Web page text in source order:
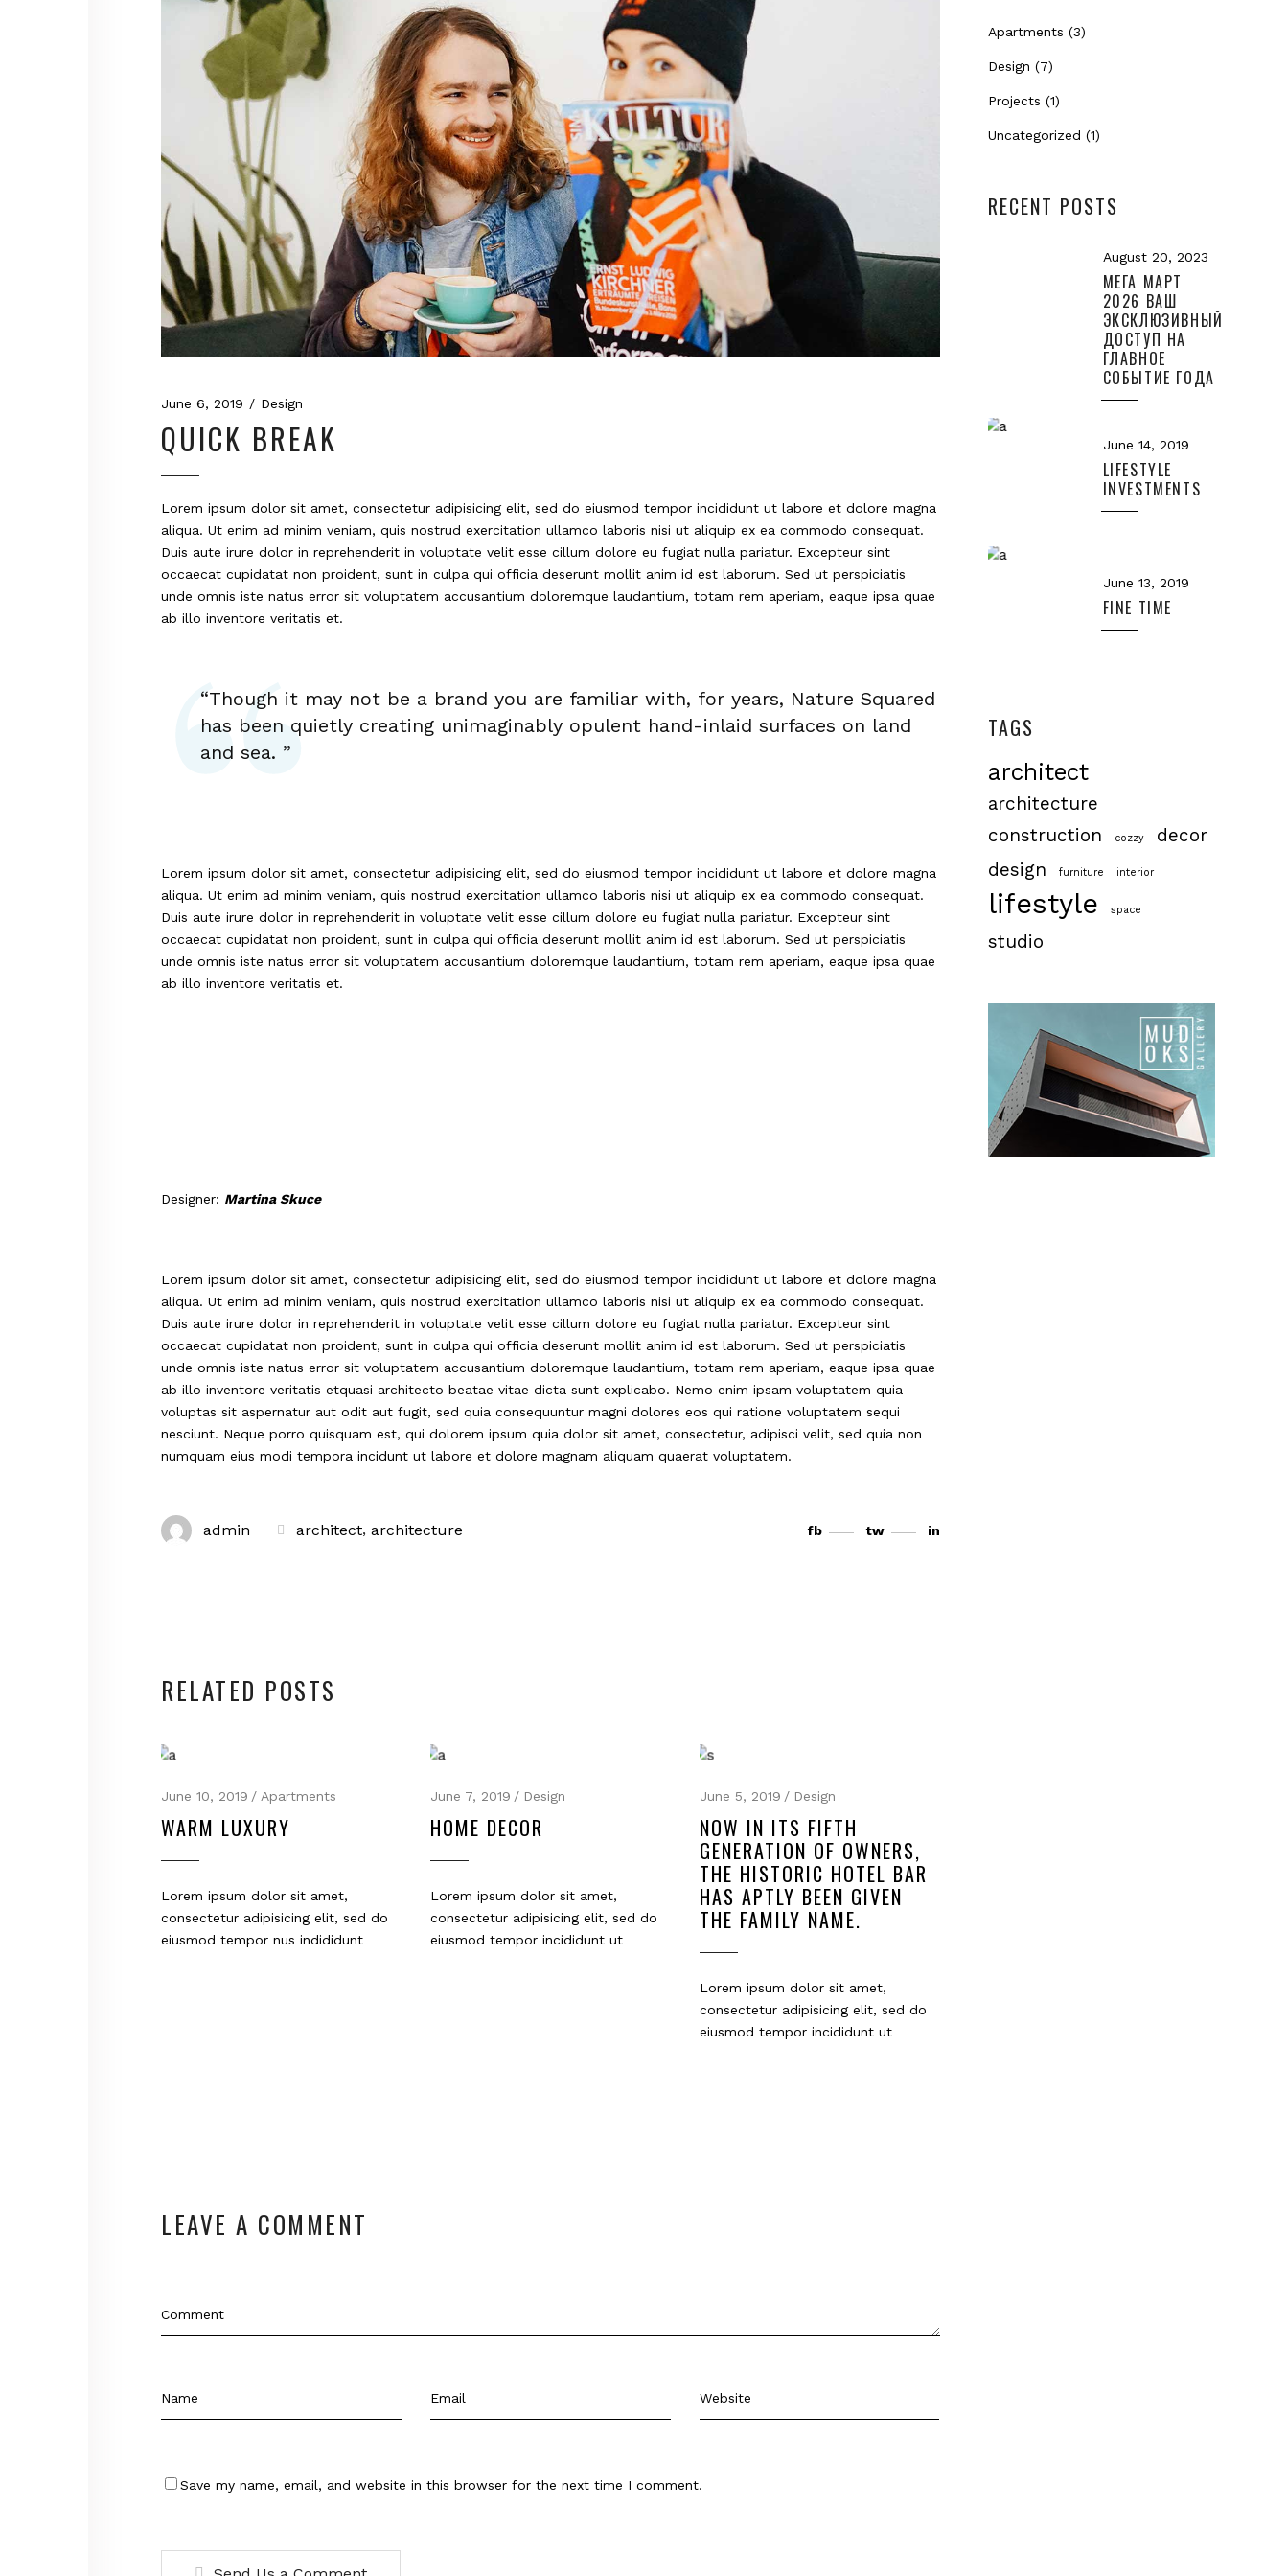
June 6, 2019 Design
QUICK BREAK
Lorem ipsum dolor sit amet, consectetur adipisicing elit, sed do eiusmod tempor incididunt ut labore et dolore magna
aliqua. Ut enim ad minim veniam, quis nostrud exercitation ullamco laboris nisi ut aliquip ex ea commodo consequat.
Duis aute irure dolor in reprehenderit in voluptate velit esse cillum dolore eu fugiat nulla pariatur. Excepteur sint
occaecat cupidatat non proident, sunt in culpa qui officia deserunt mollit anim id est laborum. Sed ut perspiciatis
unde omnis iste natus error sit voluptatem accusantium doloremque laudantium, totam rem aperiam, eaque ipsa quae
ab illo inventore veritatis et.
“Though it may not be a brand you are familiar with, for years, Nature Squared
has been quietly creating unimaginably opulent hand-inlaid surfaces on land
and sea. ”
Lorem ipsum dolor sit amet, consectetur adipisicing elit, sed do eiusmod tempor incididunt ut labore et dolore magna
aliqua. Ut enim ad minim veniam, quis nostrud exercitation ullamco laboris nisi ut aliquip ex ea commodo consequat.
Duis aute irure dolor in reprehenderit in voluptate velit esse cillum dolore eu fugiat nulla pariatur. Excepteur sint
occaecat cupidatat non proident, sunt in culpa qui officia deserunt mollit anim id est laborum. Sed ut perspiciatis
unde omnis iste natus error sit voluptatem accusantium doloremque laudantium, totam rem aperiam, eaque ipsa quae
ab illo inventore veritatis et.
Designer: Martina Skuce
Lorem ipsum dolor sit amet, consectetur adipisicing elit, sed do eiusmod tempor incididunt ut labore et dolore magna
aliqua. Ut enim ad minim veniam, quis nostrud exercitation ullamco laboris nisi ut aliquip ex ea commodo consequat.
Duis aute irure dolor in reprehenderit in voluptate velit esse cillum dolore eu fugiat nulla pariatur. Excepteur sint
occaecat cupidatat non proident, sunt in culpa qui officia deserunt mollit anim id est laborum. Sed ut perspiciatis
unde omnis iste natus error sit voluptatem accusantium doloremque laudantium, totam rem aperiam, eaque ipsa quae
ab illo inventore veritatis etquasi architecto beatae vitae dicta sunt explicabo. Nemo enim ipsam voluptatem quia
voluptas sit aspernatur aut odit aut fugit, sed quia consequuntur magni dolores eos qui ratione voluptatem sequi
nesciunt. Neque porro quisquam est, qui dolorem ipsum quia dolor sit amet, consectetur, adipisci velit, sed quia non
numquam eius modi tempora incidunt ut labore et dolore magnam aliquam quaerat voluptatem.
admin architect, architecture fb tw in
RELATED POSTS
June 10, 2019 Apartments
WARM LUXURY
Lorem ipsum dolor sit amet,
consectetur adipisicing elit, sed do
eiusmod tempor nus indididunt
June 7, 2019 Design
HOME DECOR
Lorem ipsum dolor sit amet,
consectetur adipisicing elit, sed do
eiusmod tempor incididunt ut
June 5, 2019 Design
NOW IN ITS FIFTH
GENERATION OF OWNERS,
THE HISTORIC HOTEL BAR
HAS APTLY BEEN GIVEN
THE FAMILY NAME.
Lorem ipsum dolor sit amet,
consectetur adipisicing elit, sed do
eiusmod tempor incididunt ut
LEAVE A COMMENT
Save my name, email, and website in this browser for the next time I comment.
Apartments (3)
Design (7)
Projects (1)
Uncategorized (1)
RECENT POSTS
August 20, 2023
МЕГА МАРТ
2026 ВАШ
ЭКСКЛЮЗИВНЫЙ
ДОСТУП НА
ГЛАВНОЕ
СОБЫТИЕ ГОДА
June 14, 2019
LIFESTYLE
INVESTMENTS
June 13, 2019
FINE TIME
TAGS
architect
architecture
construction
cozzy
decor
design
furniture interior
lifestyle space
studio